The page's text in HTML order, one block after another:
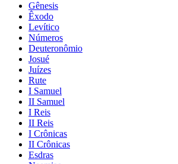
Gênesis
Êxodo
Levítico
Números
Deuteronômio
Josué
Juízes
Rute
I Samuel
II Samuel
I Reis
II Reis
I Crônicas
II Crônicas
Esdras